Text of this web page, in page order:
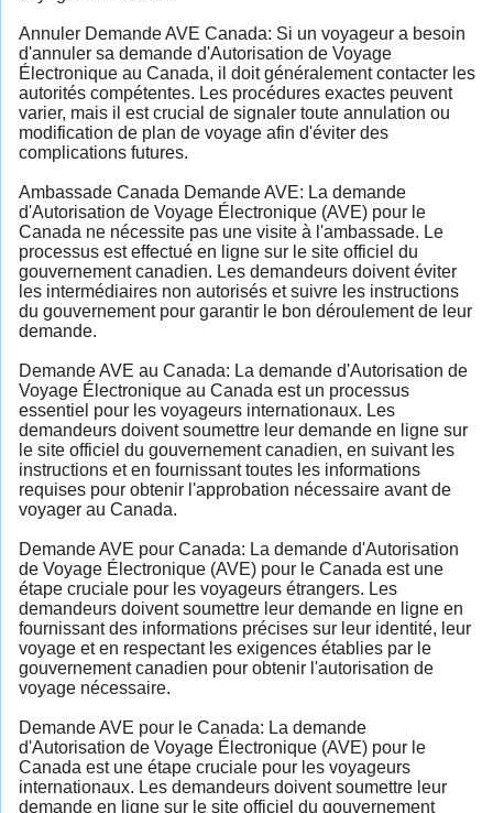
Annuler Demande AVE Canada: Si un voyageur a besoin
d'annuler sa demande d'Autorisation de Voyage
Électronique au Canada, il doit généralement contacter les
autorités compétentes. Les procédures exactes peuvent
varier, mais il est crucial de signaler toute annulation ou
modification de plan de voyage afin d'éviter des
complications futures.
Ambassade Canada Demande AVE: La demande
d'Autorisation de Voyage Électronique (AVE) pour le
Canada ne nécessite pas une visite à l'ambassade. Le
processus est effectué en ligne sur le site officiel du
gouvernement canadien. Les demandeurs doivent éviter
les intermédiaires non autorisés et suivre les instructions
du gouvernement pour garantir le bon déroulement de leur
demande.
Demande AVE au Canada: La demande d'Autorisation de
Voyage Électronique au Canada est un processus
essentiel pour les voyageurs internationaux. Les
demandeurs doivent soumettre leur demande en ligne sur
le site officiel du gouvernement canadien, en suivant les
instructions et en fournissant toutes les informations
requises pour obtenir l'approbation nécessaire avant de
voyager au Canada.
Demande AVE pour Canada: La demande d'Autorisation
de Voyage Électronique (AVE) pour le Canada est une
étape cruciale pour les voyageurs étrangers. Les
demandeurs doivent soumettre leur demande en ligne en
fournissant des informations précises sur leur identité, leur
voyage et en respectant les exigences établies par le
gouvernement canadien pour obtenir l'autorisation de
voyage nécessaire.
Demande AVE pour le Canada: La demande
d'Autorisation de Voyage Électronique (AVE) pour le
Canada est une étape cruciale pour les voyageurs
internationaux. Les demandeurs doivent soumettre leur
demande en ligne sur le site officiel du gouvernement